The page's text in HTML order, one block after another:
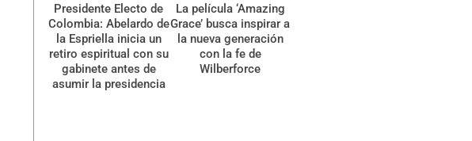
Presidente Electo de
Colombia: Abelardo de
la Espriella inicia un
retiro espiritual con su
gabinete antes de
asumir la presidencia
La película ‘Amazing
Grace’ busca inspirar a
la nueva generación
con la fe de
Wilberforce